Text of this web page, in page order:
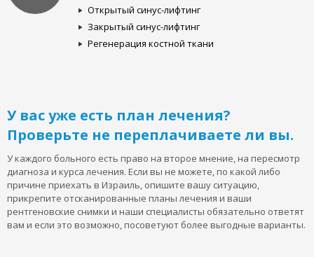
Открытый синус-лифтинг
Закрытый синус-лифтинг
Регенерация костной ткани
У вас уже есть план лечения?
Проверьте не переплачиваете ли вы.
У каждого больного есть право на второе мнение, на пересмотр
диагноза и курса лечения. Если вы не можете, по какой либо
причине приехать в Израиль, опишите вашу ситуацию,
прикрепите отсканированные планы лечения и ваши
рентгеновские снимки и наши специалисты обязательно ответят
вам и если это возможно, посоветуют более выгодные варианты.